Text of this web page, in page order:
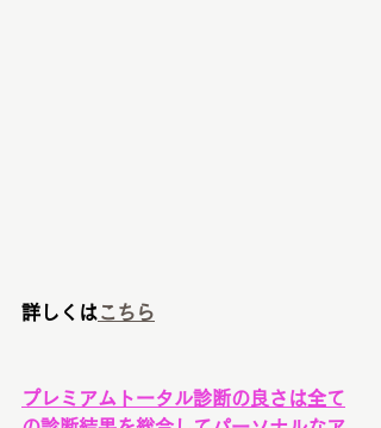
詳しくは こちら
プレミアムトータル診断の良さは全て